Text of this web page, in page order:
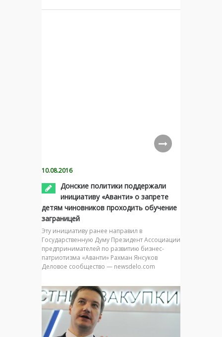
10.08.2016
Донские политики поддержали
инициативу «Аванти» о запрете
детям чиновников проходить обучение
заграницей
Эту инициативу ранее направил в
Государственную Думу Президент Ассоциации
предпринимателей по развитию бизнес-
патриотизма «Аванти» Рахман Янсуков
Деловое сообщество — newsdelo.com